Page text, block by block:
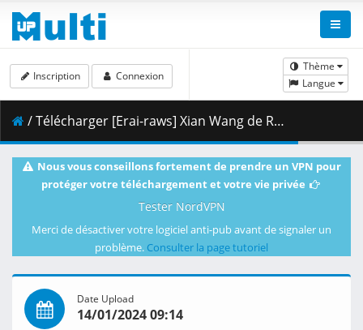
Thème
Langue
Inscription Connexion
/ Télécharger [Erai-raws] Xian Wang de Richang Shenghuo 4 - 06 [1080p][HEVC][Multiple Subtitle][38894464].mkv.002 ( 285.79 MB )
Nous vous conseillons fortement de prendre un VPN pour
protéger votre téléchargement et votre vie privée
Tester NordVPN
Merci de désactiver votre logiciel anti-pub avant de signaler un
problème. Consulter la page tutoriel
Date Upload
14/01/2024 09:14